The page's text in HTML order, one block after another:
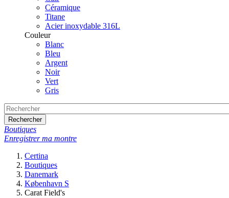
Céramique
Titane
Acier inoxydable 316L
Couleur
Blanc
Bleu
Argent
Noir
Vert
Gris
Rechercher
Boutiques
Enregistrer ma montre
Certina
Boutiques
Danemark
København S
Carat Field's